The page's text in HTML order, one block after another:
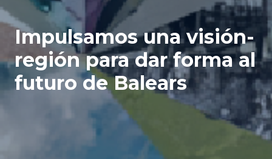
Impulsamos una visión-
región para dar forma al
futuro de Balears